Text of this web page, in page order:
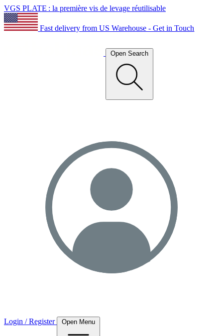
VGS PLATE : la première vis de levage réutilisable
Fast delivery from US Warehouse - Get in Touch
Open Search
Login / Register Open Menu